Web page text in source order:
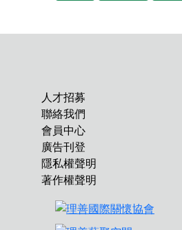
人才招募
聯絡我們
會員中心
廣告刊登
隱私權聲明
著作權聲明